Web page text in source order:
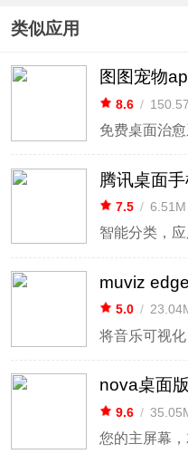
类似应用
图图宠物
8.6 /
免费桌面治
腾讯桌面
7.5 / 6.51M
muviz edge
5.0 /
nova桌面
9.6 /
您的主屏幕，